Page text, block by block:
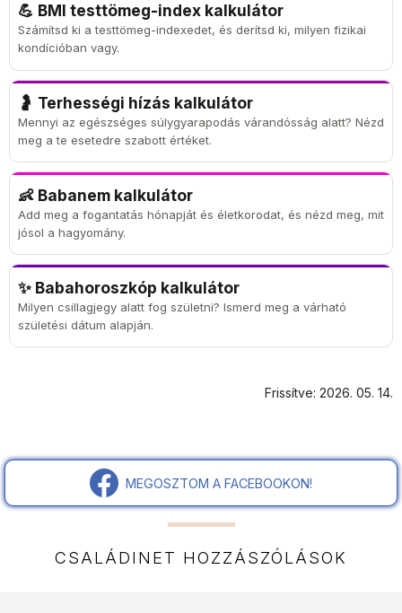
💪 BMI testtömeg-index kalkulátor
Számítsd ki a testtömeg-indexedet, és derítsd ki, milyen fizikai
kondícióban vagy.
🤰 Terhességi hízás kalkulátor
Mennyi az egészséges súlygyarapodás várandósság alatt? Nézd
meg a te esetedre szabott értéket.
👶 Babanem kalkulátor
Add meg a fogantatás hónapját és életkorodat, és nézd meg, mit
jósol a hagyomány.
✨ Babahoroszkóp kalkulátor
Milyen csillagjegy alatt fog születni? Ismerd meg a várható
születési dátum alapján.
Frissítve: 2026. 05. 14.
MEGOSZTOM A FACEBOOKON!
CSALÁDINET HOZZÁSZÓLÁSOK